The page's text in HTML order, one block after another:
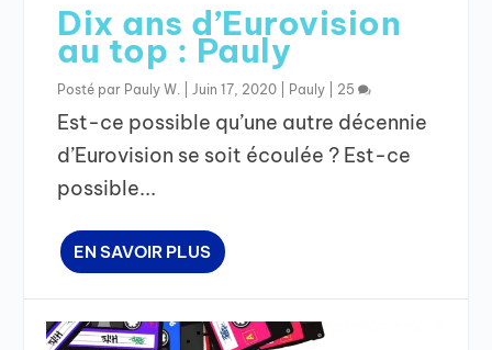
Dix ans d’Eurovision
au top : Pauly
Posté par Pauly W. Juin 17, 2020 Pauly 25
Est-ce possible qu’une autre décennie
d’Eurovision se soit écoulée ? Est-ce
possible...
EN SAVOIR PLUS